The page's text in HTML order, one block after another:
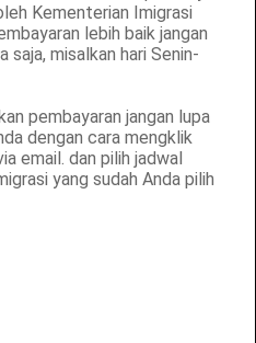
Kementerian Imigrasi
lebih baik jangan
saja, misalkan hari Senin-
pembayaran jangan lupa
dengan cara mengklik
email. dan pilih jadwal
yang sudah Anda pilih